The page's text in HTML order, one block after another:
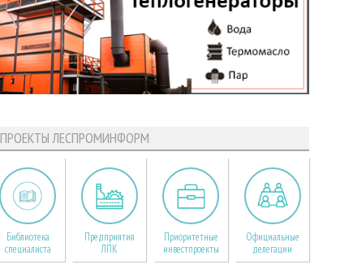
ПРОЕКТЫ ЛЕСПРОМИНФОРМ
Библиотека
специалиста
Предприятия
ЛПК
Приоритетные
инвестпроекты
Официальные
делегации